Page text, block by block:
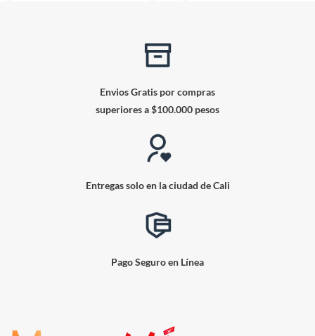
Envios Gratis por compras
superiores a $100.000 pesos
Entregas solo en la ciudad de Cali
Pago Seguro en Línea